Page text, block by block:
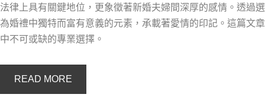
法律上具有關鍵地位，更象徵著新婚夫婦間深厚的感情。透過
為婚禮中獨特而富有意義的元素，承載著愛情的印記。這篇文
中不可或缺的專業選擇。
READ MORE